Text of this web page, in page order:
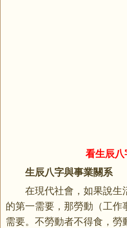
看生辰
生辰八字與事業關系
在現代社會，如果說生
的第一需要，那勞動（工作
需要。不勞動者不得食，勞